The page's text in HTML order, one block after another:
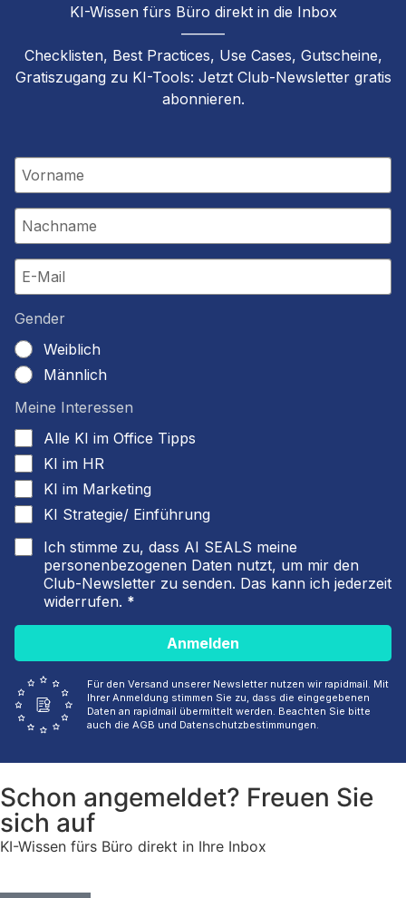
KI-Wissen fürs Büro direkt in die Inbox
––––––
Checklisten, Best Practices, Use Cases, Gutscheine,
Gratiszugang zu KI-Tools: Jetzt Club-Newsletter gratis
abonnieren.
Gender
Weiblich
Männlich
Meine Interessen
Alle KI im Office Tipps
KI im HR
KI im Marketing
KI Strategie/ Einführung
Ich stimme zu, dass AI SEALS meine
personenbezogenen Daten nutzt, um mir den
Club-Newsletter zu senden. Das kann ich jederzeit
widerrufen.
Anmelden
Für den Versand unserer Newsletter nutzen wir rapidmail. Mit
Ihrer Anmeldung stimmen Sie zu, dass die eingegebenen
Daten an rapidmail übermittelt werden. Beachten Sie bitte
auch die AGB und Datenschutzbestimmungen.
Schon angemeldet? Freuen Sie
sich auf
KI-Wissen fürs Büro direkt in Ihre Inbox